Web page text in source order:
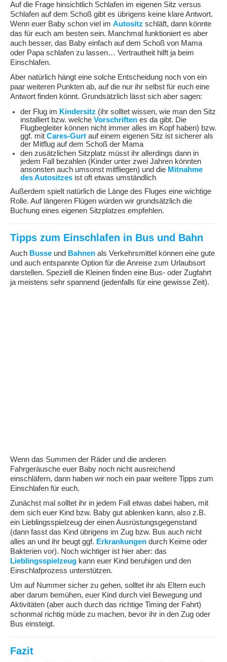
Auf die Frage hinsichtlich Schlafen im eigenen Sitz versus
Schlafen auf dem Schoß gibt es übrigens keine klare Antwort.
Wenn euer Baby schon viel im Autositz schläft, dann könnte
das für euch am besten sein. Manchmal funktioniert es aber
auch besser, das Baby einfach auf dem Schoß von Mama
oder Papa schlafen zu lassen… Vertrautheit hilft ja beim
Einschlafen.
Aber natürlich hängt eine solche Entscheidung noch von ein
paar weiteren Punkten ab, auf die nur ihr selbst für euch eine
Antwort finden könnt. Grundsätzlich lässt sich aber sagen:
der Flug im Kindersitz (ihr solltet wissen, wie man den Sitz
installiert bzw. welche Vorschriften es da gibt. Die
Flugbegleiter können nicht immer alles im Kopf haben) bzw.
ggf. mit Cares-Gurt auf einem eigenen Sitz ist sicherer als
der Mitflug auf dem Schoß der Mama
den zusätzlichen Sitzplatz müsst ihr allerdings dann in
jedem Fall bezahlen (Kinder unter zwei Jahren könnten
ansonsten auch umsonst mitfliegen) und die Mitnahme
des Autositzes ist oft etwas umständlich
Außerdem spielt natürlich die Länge des Fluges eine wichtige
Rolle. Auf längeren Flügen würden wir grundsätzlich die
Buchung eines eigenen Sitzplatzes empfehlen.
Tipps zum Einschlafen in Bus und Bahn
Auch Busse und Bahnen als Verkehrsmittel können eine gute
und auch entspannte Option für die Anreise zum Urlaubsort
darstellen. Speziell die Kleinen finden eine Bus- oder Zugfahrt
ja meistens sehr spannend (jedenfalls für eine gewisse Zeit).
Wenn das Summen der Räder und die anderen
Fahrgeräusche euer Baby noch nicht ausreichend
einschläfern, dann haben wir noch ein paar weitere Tipps zum
Einschlafen für euch.
Zunächst mal solltet ihr in jedem Fall etwas dabei haben, mit
dem sich euer Kind bzw. Baby gut ablenken kann, also z.B.
ein Lieblingsspielzeug der einen Ausrüstungsgegenstand
(dann fasst das Kind übrigens im Zug bzw. Bus auch nicht
alles an und ihr beugt ggf. Erkrankungen durch Keime oder
Bakterien vor). Noch wichtiger ist hier aber: das
Lieblingsspielzeug kann euer Kind beruhigen und den
Einschlafprozess unterstützen.
Um auf Nummer sicher zu gehen, solltet ihr als Eltern euch
aber darum bemühen, euer Kind durch viel Bewegung und
Aktivitäten (aber auch durch das richtige Timing der Fahrt)
schonmal richtig müde zu machen, bevor ihr in den Zug oder
Bus einsteigt.
Fazit